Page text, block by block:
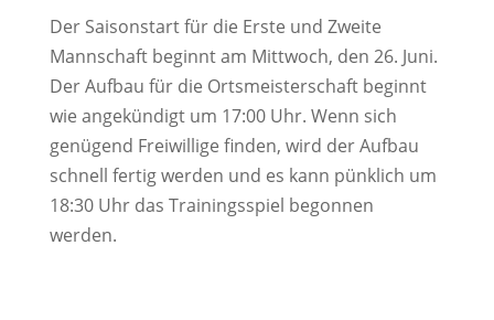
Der Saisonstart für die Erste und Zweite
Mannschaft beginnt am Mittwoch, den 26. Juni.
Der Aufbau für die Ortsmeisterschaft beginnt
wie angekündigt um 17:00 Uhr. Wenn sich
genügend Freiwillige finden, wird der Aufbau
schnell fertig werden und es kann pünklich um
18:30 Uhr das Trainingsspiel begonnen
werden.